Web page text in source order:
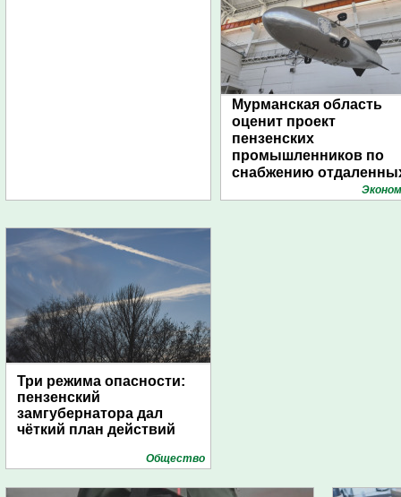
Мурманская область
оценит проект
пензенских
промышленников по
снабжению
поселений с помощью
Три режима опасности:
пензенский
замгубернатора дал
чёткий план действий
Общество